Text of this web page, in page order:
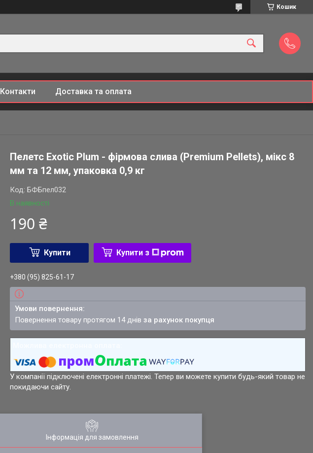
Кошик
Контакти Доставка та оплата
Пелетс Exotic Plum - фірмова слива (Premium Pellets), мікс 8
мм та 12 мм, упаковка 0,9 кг
В наявності
Код:БФБпел032
190 ₴
Купити Купити з
+380 (95) 825-61-17
повернення товару протягом 14 днівза рахунок покупця
У компанії підключені електронні платежі. Тепер ви можете купити будь-який товар не
покидаючи сайту.
Інформація для замовлення